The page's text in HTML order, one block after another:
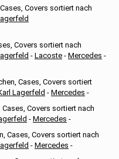
Covers sortiert nach
Covers sortiert nach
- Lacoste - Mercedes -
Cases, Covers sortiert
Lagerfeld - Mercedes -
Covers sortiert nach
- Mercedes -
Cases, Covers sortiert nach
- Mercedes -